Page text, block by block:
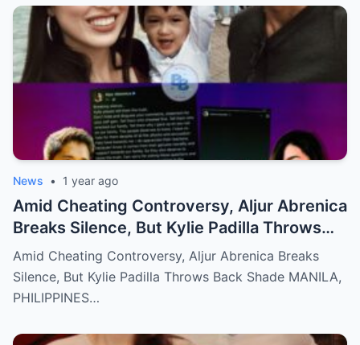
News • 1 year ago
Amid Cheating Controversy, Aljur Abrenica
Breaks Silence, But Kylie Padilla Throws
Back Shade!
Amid Cheating Controversy, Aljur Abrenica Breaks
Silence, But Kylie Padilla Throws Back Shade MANILA,
PHILIPPINES…